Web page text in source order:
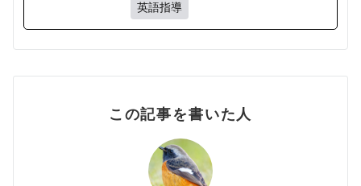
英語指導
この記事を書いた人